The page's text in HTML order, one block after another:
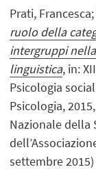
Prati,
ruolo della
intergruppi
linguistica, in:
Psicologia
Psicologia,
Nazionale della
settembre